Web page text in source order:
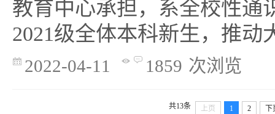
教育中心承担，系全校性通
2021级全体本科新生，推动
2022-04-11 1859 次浏览
共13条 上页 1 2